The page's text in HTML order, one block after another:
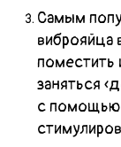
Самым
виброяйца
поместить
заняться
с помощью